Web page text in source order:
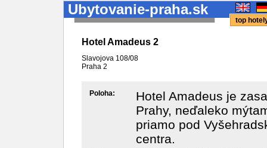
Ubytovanie-praha.sk
top
Hotel Amadeus 2
Slavojova 108/08
Praha 2
Poloha:
Hotel Amadeus je
Prahy, neďaleko
priamo pod
centra.